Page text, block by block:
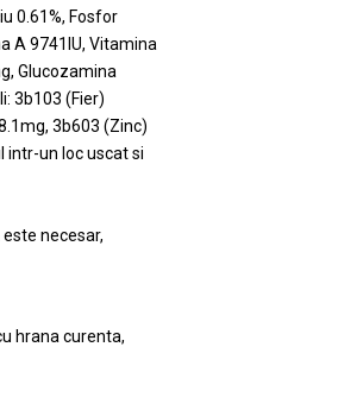
0.61%, Fosfor
A 9741IU, Vitamina
Glucozamina
3b103 (Fier)
3b603 (Zinc)
intr-un loc uscat si
necesar,
hrana curenta,